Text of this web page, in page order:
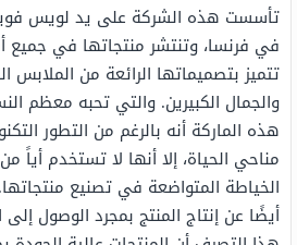
في فرنسا، وتنتشر منتجاتها في جميع
تتميز بتصميماتها الرائعة من الملابس
والجمال الكبيرين. والتي تحبه معظم
هذه الماركة أنه بالرغم من التطور
مناحي الحياة، إلا أنها لا تستخدم أياً من
الخياطة المتواضعة في تصنيع
أيضًا عن إنتاج المنتج بمجرد الوصول